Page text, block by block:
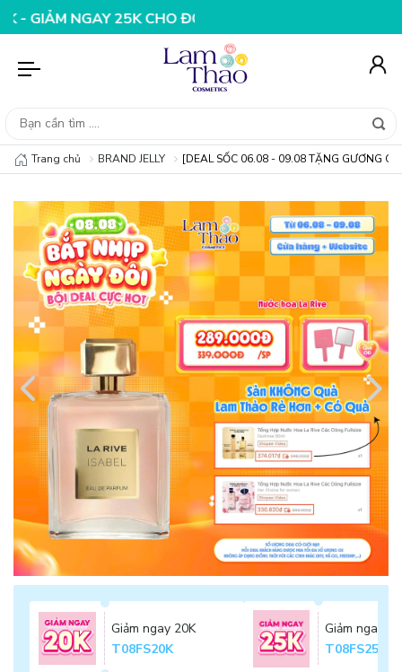
25K CHO ĐƠN HÀNG 99K
Trang chủ BRAND JELLY [DEAL SỐC 06.08 - 09.08 TẶNG GƯƠNG
Giảm ngay 20K
T08FS20K
Giảm ngay
T08FS25K